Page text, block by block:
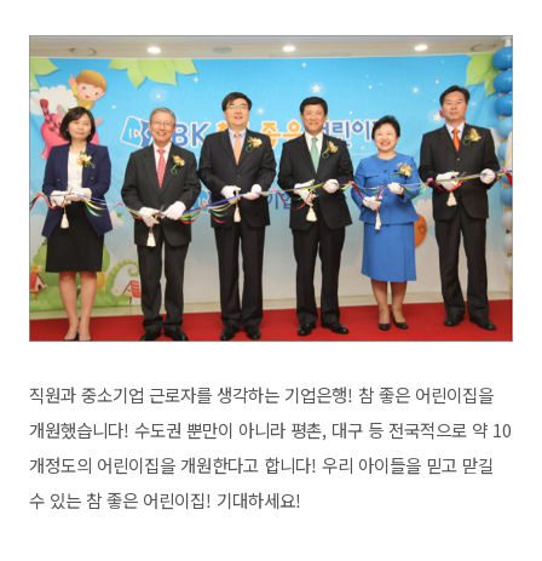
직원과 중소기업 근로자를 생각하는 기업은행! 참 좋은 어린이집을
개원했습니다! 수도권 뿐만이 아니라 평촌, 대구 등 전국적으로 약 10
개정도의 어린이집을 개원한다고 합니다! 우리 아이들을 믿고 맏길
수 있는 참 좋은 어린이집! 기대하세요!